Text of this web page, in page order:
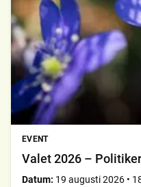
EVENT
Valet 2026 –
Datum: 19 augusti 2026 •